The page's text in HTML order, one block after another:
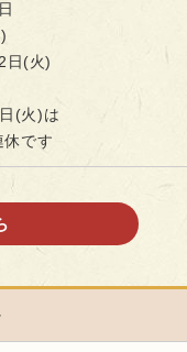
日(火)
(火)は
休です